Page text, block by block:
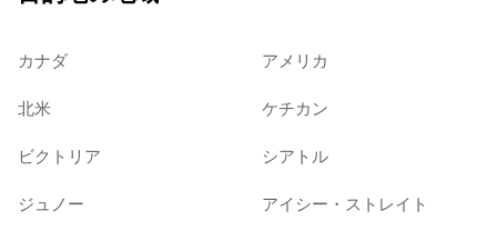
カナダ アメリカ
北米 ケチカン
ビクトリア シアトル
ジュノー アイシー・ストレイト